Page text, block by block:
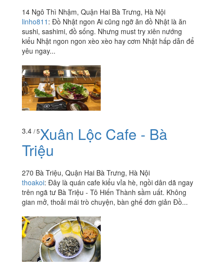
14 Ngô Thì Nhậm, Quận Hai Bà Trưng, Hà Nội
linho811 : Đồ Nhật ngon Ai cũng ngỡ ăn đồ Nhật là ăn
sushi, sashimi, đồ sống. Nhưng must try xiên nướng
kiểu Nhật ngon ngon xèo xèo hay cơm Nhật hấp dẫn để
yêu ngay...
3.4 / 5Xuân Lộc Cafe - Bà
Triệu
270 Bà Triệu, Quận Hai Bà Trưng, Hà Nội
thoakoi: Đây là quán cafe kiểu vỉa hè, ngồi dân dã ngay
trên ngã tư Bà Triệu - Tô Hiến Thành sầm uất. Không
gian mở, thoải mái trò chuyện, bàn ghế đơn giản Đồ...